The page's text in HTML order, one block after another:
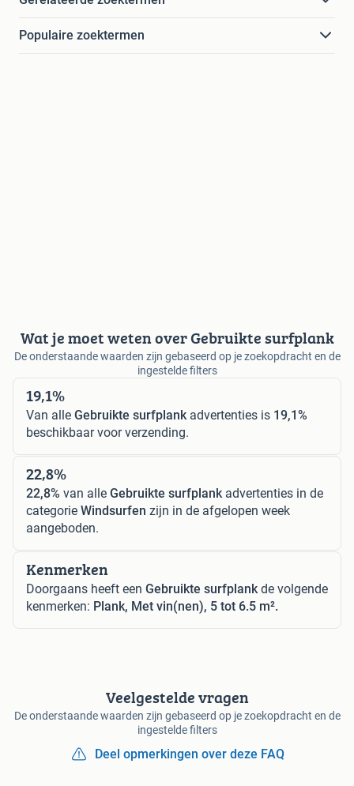
Populaire zoektermen
Wat je moet weten over Gebruikte surfplank
De onderstaande waarden zijn gebaseerd op je zoekopdracht en de
ingestelde filters
19,1%
Van alle Gebruikte surfplankadvertenties is 19,1%
beschikbaar voor verzending.
22,8%
22,8% van alle Gebruikte surfplankadvertenties in de
categorie Windsurfen zijn in de afgelopen week
aangeboden.
Kenmerken
Doorgaans heeft een Gebruikte surfplankde volgende
kenmerken: Plank, Met vin(nen), 5 tot 6.5 m².
Veelgestelde vragen
De onderstaande waarden zijn gebaseerd op je zoekopdracht en de
ingestelde filters
Deel opmerkingen over deze FAQ